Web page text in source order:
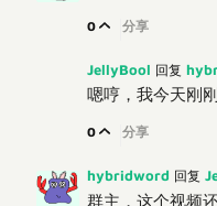
0 分享
JellyBool 回复
嗯哼，我今天刚
0 分享
hybridword 回复
群主，这个视频